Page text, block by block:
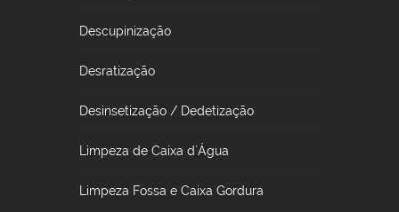
Descupinização
Desratização
Desinsetização / Dedetização
Limpeza de Caixa d´Água
Limpeza Fossa e Caixa Gordura